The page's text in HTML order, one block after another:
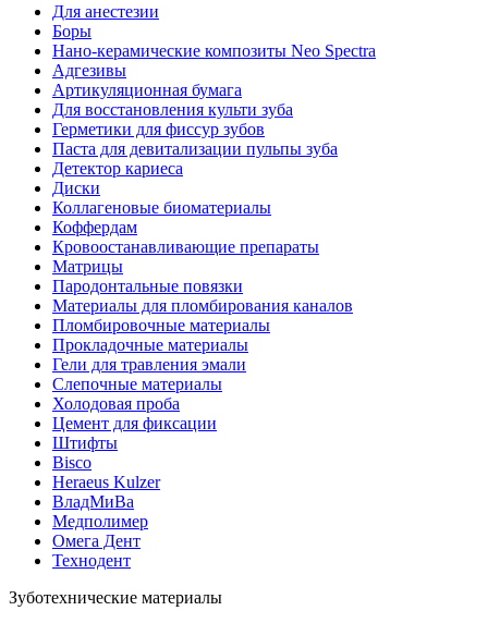
Для анестезии
Боры
Нано-керамические композиты Neo Spectra
Адгезивы
Артикуляционная бумага
Для восстановления культи зуба
Герметики для фиссур зубов
Паста для девитализации пульпы зуба
Детектор кариеса
Диски
Коллагеновые биоматериалы
Коффердам
Кровоостанавливающие препараты
Матрицы
Пародонтальные повязки
Материалы для пломбирования каналов
Пломбировочные материалы
Прокладочные материалы
Гели для травления эмали
Слепочные материалы
Холодовая проба
Цемент для фиксации
Штифты
Bisco
Heraeus Kulzer
ВладМиВа
Медполимер
Омега Дент
Технодент
Зуботехнические материалы